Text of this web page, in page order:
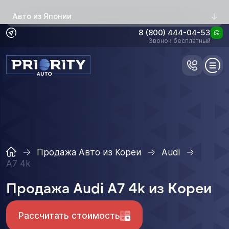
Авто из Японии
8 (800) 444-04-53
Звонок бесплатный
Продажа Авто из Кореи
Audi
A7 4k
Продажа Audi A7 4k из Кореи
Рассчитать стоимость